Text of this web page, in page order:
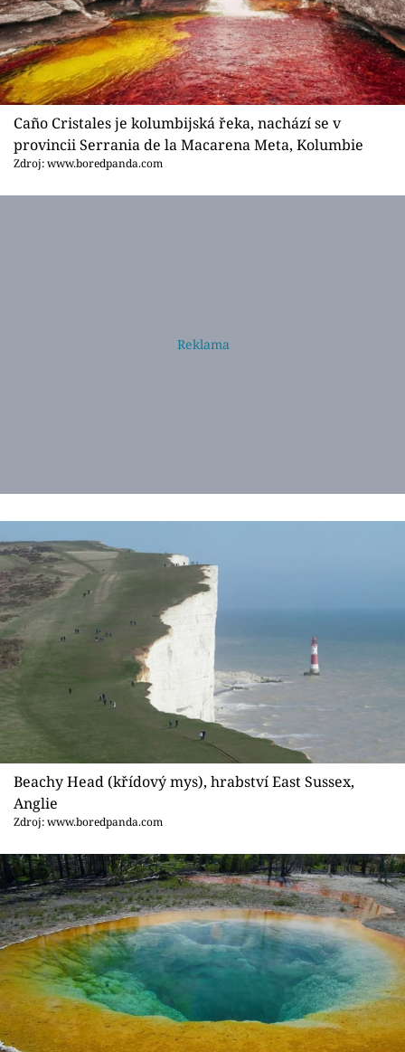
Caño Cristales je kolumbijská řeka, nachází se v
provincii Serrania de la Macarena Meta, Kolumbie
Zdroj: www.boredpanda.com
Beachy Head (křídový mys), hrabství East Sussex,
Anglie
Zdroj: www.boredpanda.com